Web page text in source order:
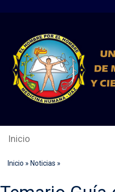
Inicio
Inicio » Noticias »